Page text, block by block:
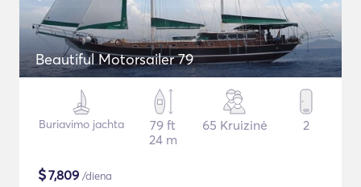
Beautiful Motorsailer 79
Buriavimo jachta
79 ft
24 m
65 Kruizinė 2
$7,809 /diena